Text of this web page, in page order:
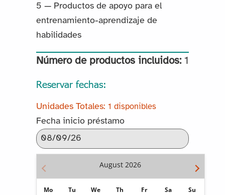
5 — Productos de apoyo para el
entrenamiento-aprendizaje de
habilidades
Número de productos incluidos:1
Reservar fechas:
1 disponibles
Fecha inicio préstamo
August 2026
Mo Tu We Th Fr Sa Su